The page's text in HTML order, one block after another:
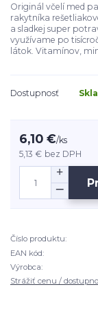
Originál včelí med
rakytníka
a sladkej super
využívame po
látok. Vitamínov,
Dostupnosť
6,10 €/ks
5,13 € bez DPH
Číslo produktu:
EAN kód:
Výrobca:
Strážiť cenu /